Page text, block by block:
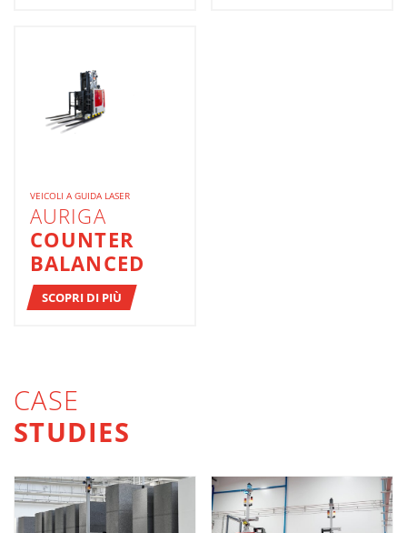
VEICOLI A GUIDA LASER
AURIGA
COUNTER
BALANCED
SCOPRI DI PIÙ
CASE
STUDIES